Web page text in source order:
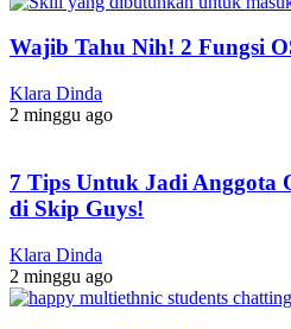
Wajib Tahu Nih! 2 Fungsi
Klara Dinda
2 minggu ago
7 Tips Untuk Jadi Anggota
di Skip Guys!
Klara Dinda
2 minggu ago